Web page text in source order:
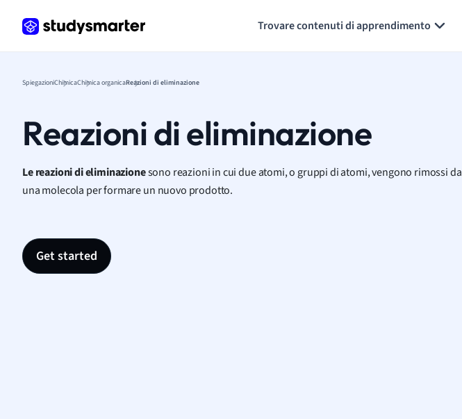
Trovare contenuti di apprendimento
SpiegazioniChimicaChimica organicaReazioni di eliminazione
Reazioni di eliminazione
Le reazioni di eliminazionesono reazioni in cui due atomi, o gruppi di atomi, vengono rimossi da
una molecola per formare un nuovo prodotto.
Get started